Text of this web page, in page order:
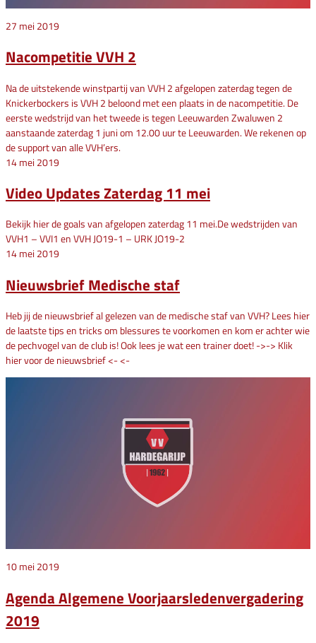
27 mei 2019
Nacompetitie VVH 2
Na de uitstekende winstpartij van VVH 2 afgelopen zaterdag tegen de
Knickerbockers is VVH 2 beloond met een plaats in de nacompetitie. De
eerste wedstrijd van het tweede is tegen Leeuwarden Zwaluwen 2
aanstaande zaterdag 1 juni om 12.00 uur te Leeuwarden. We rekenen op
de support van alle VVH’ers.
14 mei 2019
Video Updates Zaterdag 11 mei
Bekijk hier de goals van afgelopen zaterdag 11 mei.De wedstrijden van
VVH1 – VVI1 en VVH JO19-1 – URK JO19-2
14 mei 2019
Nieuwsbrief Medische staf
Heb jij de nieuwsbrief al gelezen van de medische staf van VVH? Lees hier
de laatste tips en tricks om blessures te voorkomen en kom er achter wie
de pechvogel van de club is! Ook lees je wat een trainer doet! ->-> Klik
hier voor de nieuwsbrief <- <-
10 mei 2019
Agenda Algemene Voorjaarsledenvergadering
2019